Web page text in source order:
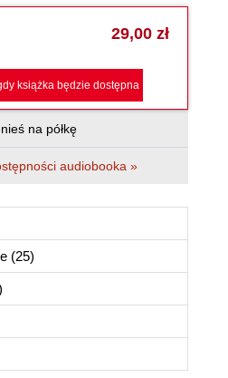
29,00 zł
książka będzie dostępna
na półkę
audiobooka »
(25)